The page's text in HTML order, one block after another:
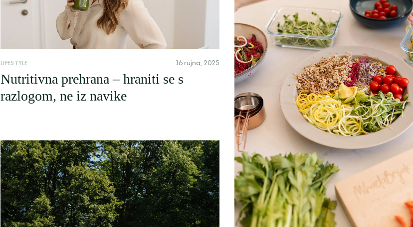
LIFESTYLE 16 rujna, 2025
Nutritivna prehrana – hraniti se s
razlogom, ne iz navike